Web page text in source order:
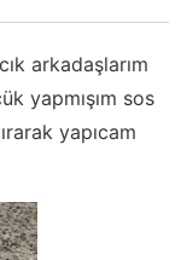
arkadaşlarım
yapmışım sos
yapıcam